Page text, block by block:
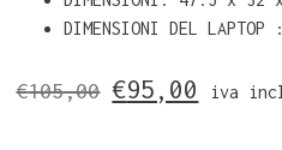
DIMENSIONI DEL
€105,00 €95,00 iva